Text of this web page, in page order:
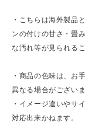
・こちらは海外製品
ンの付けの甘さ・畳
な汚れ等が見られる
・商品の色味は、お
異なる場合がございま
・イメージ違いやサ
対応出来かねます。